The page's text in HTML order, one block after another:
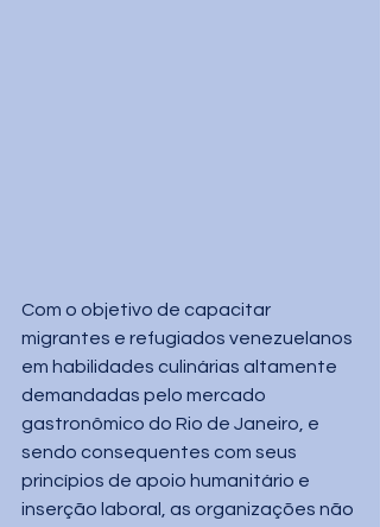
Com o objetivo de capacitar
migrantes e refugiados venezuelanos
em habilidades culinárias altamente
demandadas pelo mercado
gastronômico do Rio de Janeiro, e
sendo consequentes com seus
princípios de apoio humanitário e
inserção laboral, as organizações não